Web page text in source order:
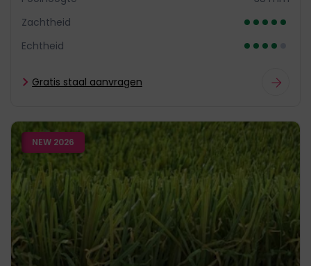
Zachtheid
Echtheid
Gratis staal aanvragen
NEW 2026